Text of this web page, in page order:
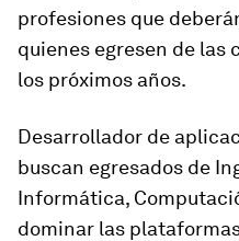
profesiones que
quienes egresen de las
los próximos años.
Desarrollador de
buscan egresados de
Informática,
dominar las